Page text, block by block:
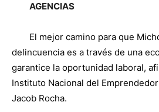
AGENCIAS
El mejor camino para que
delincuencia es a través de una
garantice la oportunidad laboral,
Instituto Nacional del
Jacob Rocha.